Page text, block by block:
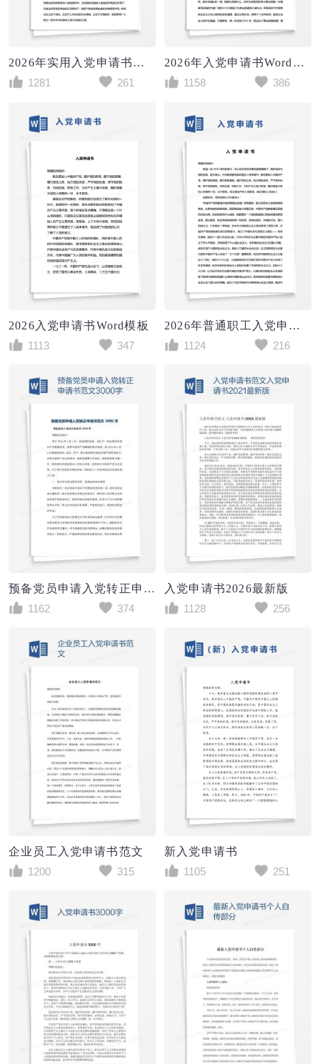
2026年实用入党申请书范文Word模板
1281
261
2026年入党申请书Word模板
1158
386
2026入党申请书Word模板
1113
347
2026年普通职工入党申请书范文Word模板
1124
216
预备党员申请入党转正申请书范文3000字
1162
374
入党申请书2026最新版
1128
256
企业员工入党申请书范文
1200
315
新入党申请书
1105
251